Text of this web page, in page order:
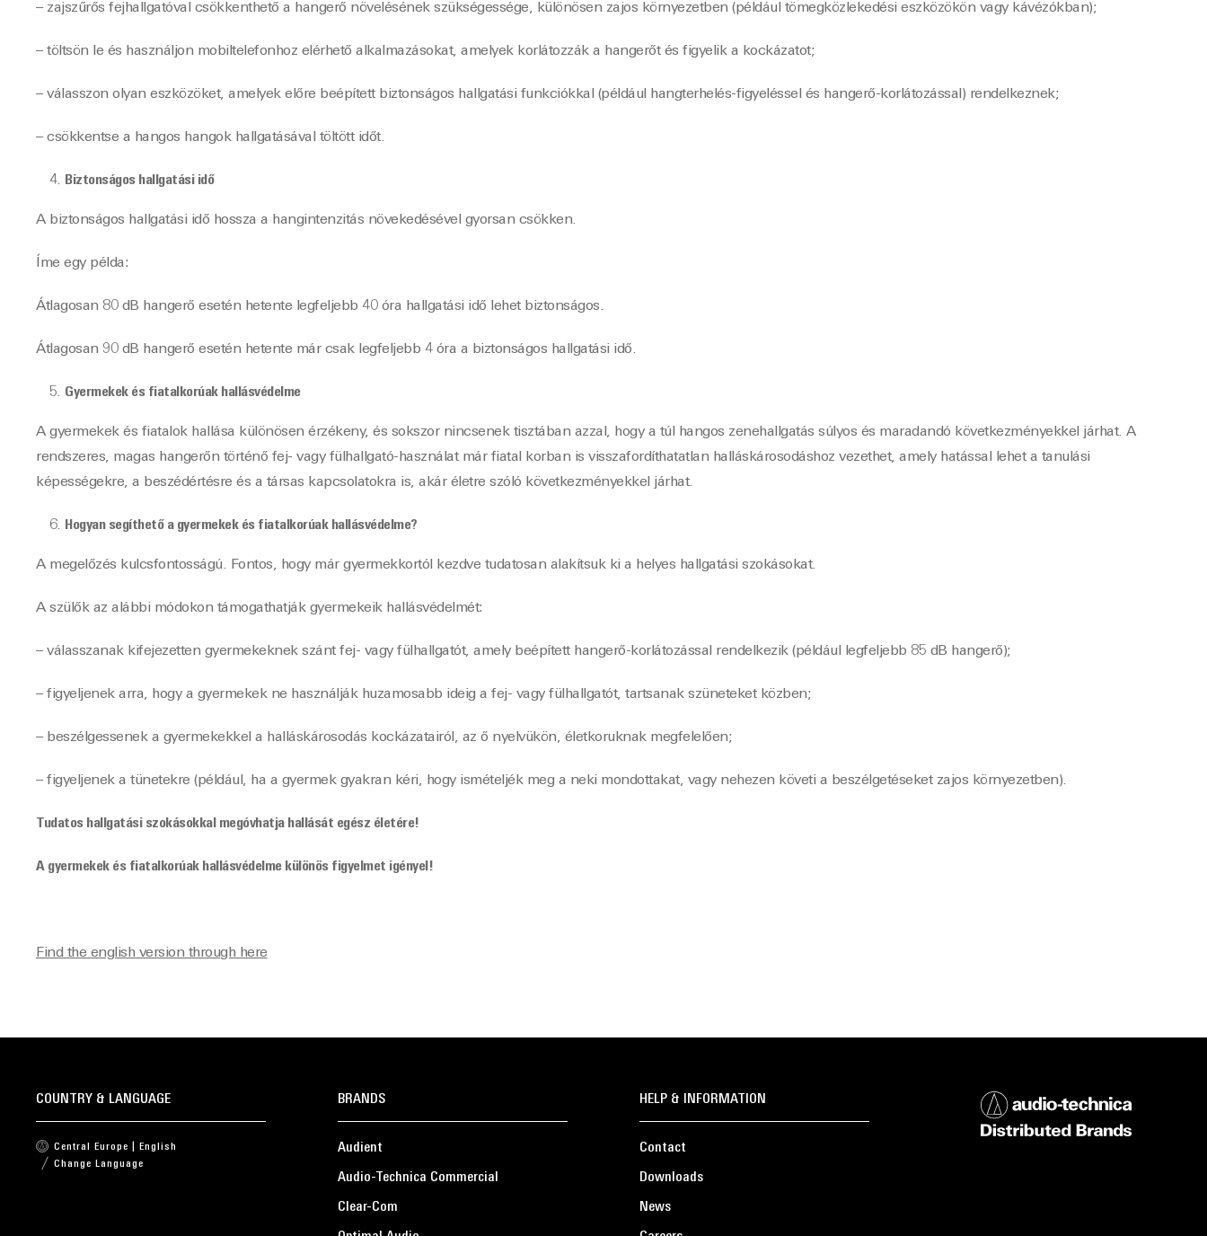
– zajszűrős fejhallgatóval csökkenthető a hangerő növelésének szükségessége, különösen zajos környezetben (például tömegközlekedési eszközökön vagy kávézókban);
– töltsön le és használjon mobiltelefonhoz elérhető alkalmazásokat, amelyek korlátozzák a hangerőt és figyelik a kockázatot;
– válasszon olyan eszközöket, amelyek előre beépített biztonságos hallgatási funkciókkal (például hangterhelés-figyeléssel és hangerő-korlátozással) rendelkeznek;
– csökkentse a hangos hangok hallgatásával töltött időt.
Biztonságos hallgatási idő
A biztonságos hallgatási idő hossza a hangintenzitás növekedésével gyorsan csökken.
Íme egy példa:
Átlagosan 80 dB hangerő esetén hetente legfeljebb 40 óra hallgatási idő lehet biztonságos.
Átlagosan 90 dB hangerő esetén hetente már csak legfeljebb 4 óra a biztonságos hallgatási idő.
Gyermekek és fiatalkorúak hallásvédelme
A gyermekek és fiatalok hallása különösen érzékeny, és sokszor nincsenek tisztában azzal, hogy a túl hangos zenehallgatás súlyos és maradandó következményekkel járhat. A
rendszeres, magas hangerőn történő fej- vagy fülhallgató-használat már fiatal korban is visszafordíthatatlan halláskárosodáshoz vezethet, amely hatással lehet a tanulási
képességekre, a beszédértésre és a társas kapcsolatokra is, akár életre szóló következményekkel járhat.
Hogyan segíthető a gyermekek és fiatalkorúak hallásvédelme?
A megelőzés kulcsfontosságú. Fontos, hogy már gyermekkortól kezdve tudatosan alakítsuk ki a helyes hallgatási szokásokat.
A szülők az alábbi módokon támogathatják gyermekeik hallásvédelmét:
– válasszanak kifejezetten gyermekeknek szánt fej- vagy fülhallgatót, amely beépített hangerő-korlátozással rendelkezik (például legfeljebb 85 dB hangerő);
– figyeljenek arra, hogy a gyermekek ne használják huzamosabb ideig a fej- vagy fülhallgatót, tartsanak szüneteket közben;
– beszélgessenek a gyermekekkel a halláskárosodás kockázatairól, az ő nyelvükön, életkoruknak megfelelően;
– figyeljenek a tünetekre (például, ha a gyermek gyakran kéri, hogy ismételjék meg a neki mondottakat, vagy nehezen követi a beszélgetéseket zajos környezetben).
Tudatos hallgatási szokásokkal megóvhatja hallását egész életére!
A gyermekek és fiatalkorúak hallásvédelme különös figyelmet igényel!
Find the english version through here
BRANDS
Audient
Audio-Technica Commercial
Clear-Com
HELP & INFORMATION
Contact
Downloads
News
COUNTRY & LANGUAGE
Central Europe | English
Change Language